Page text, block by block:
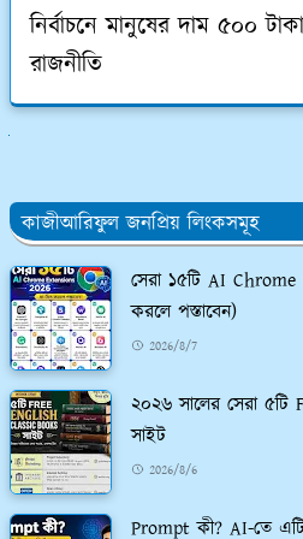
নির্বাচনে মানুষের দাম ৫০০
রাজনীতি
কাজীআরিফুল জনপ্রিয় লিংকসমূহ
সেরা ১৫টি AI
করলে পস্তাবেন)
2026/8/7
২০২৬ সালের সেরা
সাইট
2026/8/6
Prompt কী? AI-তে